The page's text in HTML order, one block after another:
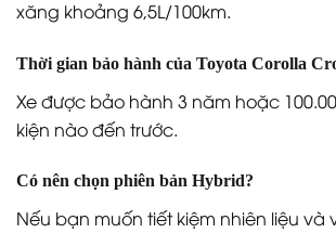
xăng khoảng 6,5L/100km.
Thời gian bảo hành của Toyota Corolla
Xe được bảo hành 3 năm hoặc
kiện nào đến trước.
Có nên chọn phiên bản Hybrid?
Nếu bạn muốn tiết kiệm nhiên liệu và